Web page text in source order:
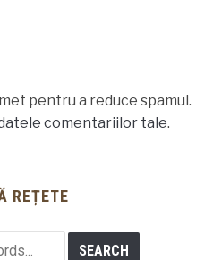
pentru a reduce spamul.
comentariilor tale.
REȚETE